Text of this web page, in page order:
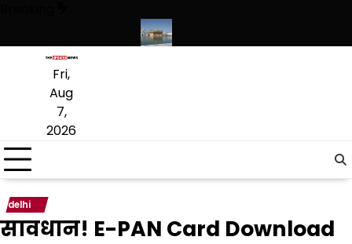
content
Fri,
Aug
7,
2026
delhi
सावधान! E-PAN Card Download